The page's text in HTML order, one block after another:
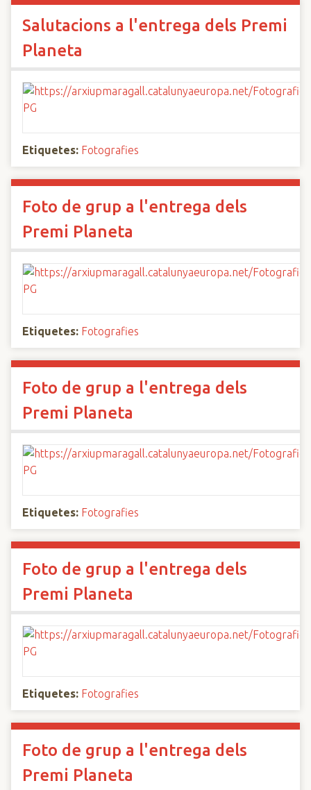
Salutacions a l'entrega dels Premi
Planeta
Etiquetes: Fotografies
Foto de grup a l'entrega dels
Premi Planeta
Etiquetes: Fotografies
Foto de grup a l'entrega dels
Premi Planeta
Etiquetes: Fotografies
Foto de grup a l'entrega dels
Premi Planeta
Etiquetes: Fotografies
Foto de grup a l'entrega dels
Premi Planeta